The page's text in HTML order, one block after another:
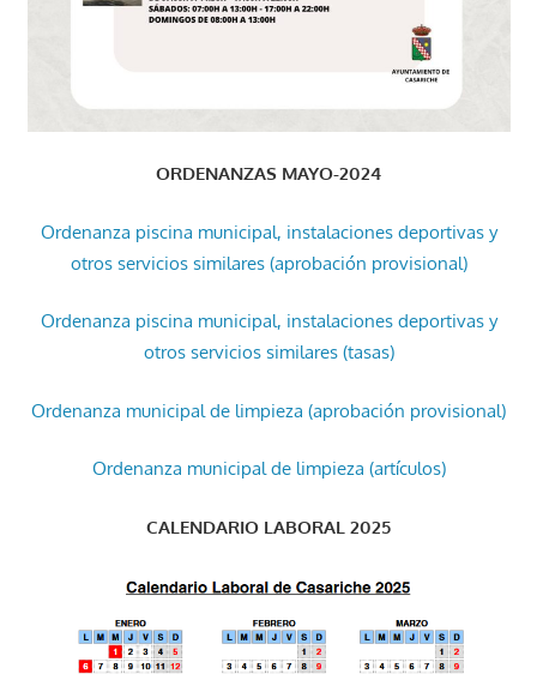
ORDENANZAS MAYO-2024
Ordenanza piscina municipal, instalaciones deportivas y
otros servicios similares (aprobación provisional)
Ordenanza piscina municipal, instalaciones deportivas y
otros servicios similares (tasas)
Ordenanza municipal de limpieza (aprobación provisional)
Ordenanza municipal de limpieza (artículos)
CALENDARIO LABORAL 2025